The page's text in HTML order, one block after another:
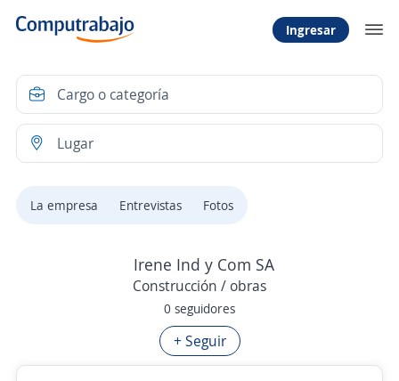
Ingresar
La empresa Entrevistas Fotos
Irene Ind y Com SA
Construcción / obras
0 seguidores
+ Seguir